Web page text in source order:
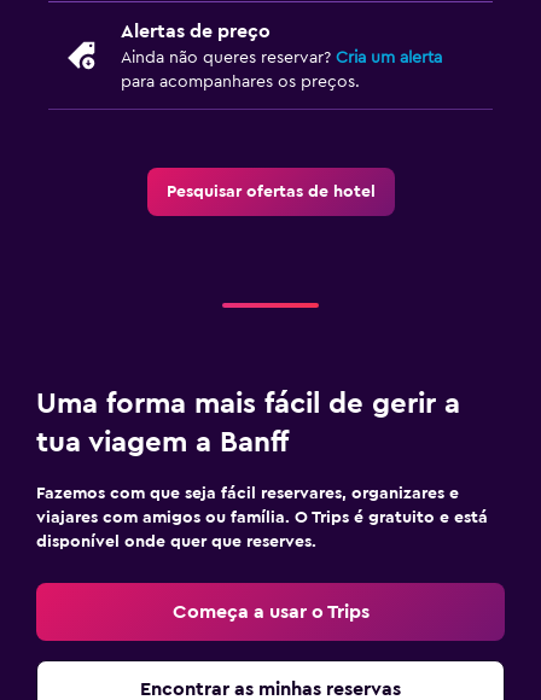
Área de trabalho
Fax/fotocopiadora
Secretária
Alertas de preço
Ainda não queres reservar? Cria um alerta
para acompanhares os preços.
Pesquisar ofertas de hotel
Uma forma mais fácil de gerir a
tua viagem a Banff
Fazemos com que seja fácil reservares, organizares e
viajares com amigos ou família. O Trips é gratuito e está
disponível onde quer que reserves.
Começa a usar o Trips
Encontrar as minhas reservas